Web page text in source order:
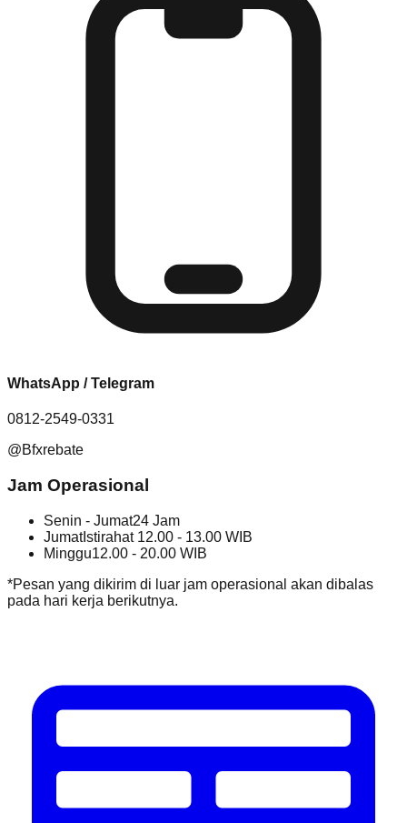
WhatsApp / Telegram
0812-2549-0331
@Bfxrebate
Jam Operasional
Senin - Jumat24 Jam
JumatIstirahat 12.00 - 13.00 WIB
Minggu12.00 - 20.00 WIB
*Pesan yang dikirim di luar jam operasional akan dibalas
pada hari kerja berikutnya.